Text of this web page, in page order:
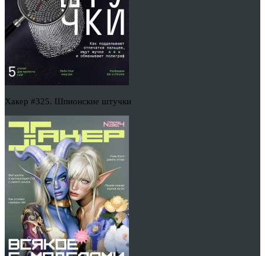
Хакер #325. Шпионские штучки